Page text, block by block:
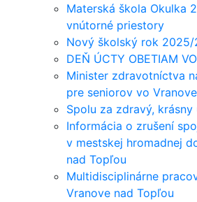
Materská škola Okulka
vnútorné priestory
Nový školský rok 2025/
DEŇ ÚCTY OBETIAM
Minister zdravotníctva
pre seniorov vo
Spolu za zdravý, krásny
Informácia o zrušení
v mestskej hromadnej
nad Topľou
Multidisciplinárne
Vranove nad Topľou